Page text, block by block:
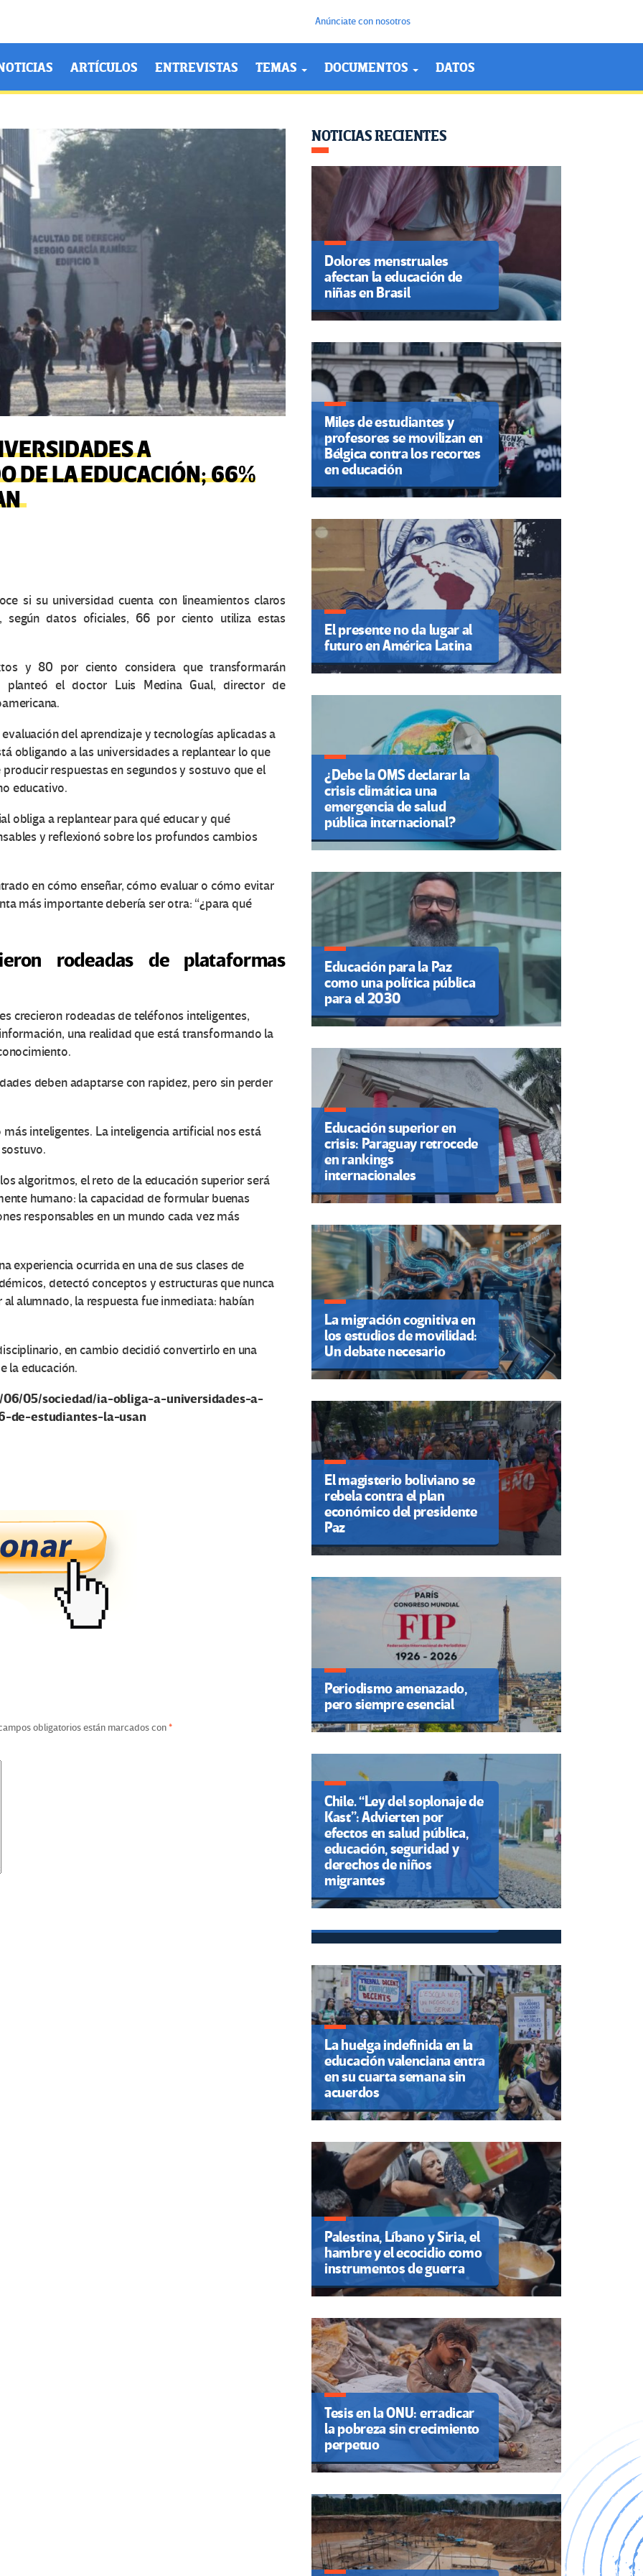
Anúnciate con nosotros
ARTÍCULOS ENTREVISTAS TEMAS DOCUMENTOS DATOS
A
DE LA EDUCACIÓN; 66%
si su universidad cuenta con lineamientos claros
datos oficiales, 66 por ciento utiliza estas
y 80 por ciento considera que transformarán
planteó el doctor Luis Medina Gual, director de
del aprendizaje y tecnologías aplicadas a
obligando a las universidades a replantear lo que
respuestas en segundos y sostuvo que el
educativo.
obliga a replantear para qué educar y qué
y reflexionó sobre los profundos cambios
en cómo enseñar, cómo evaluar o cómo evitar
más importante debería ser otra: “¿para qué
rodeadas de plataformas
crecieron rodeadas de teléfonos inteligentes,
una realidad que está transformando la
deben adaptarse con rapidez, pero sin perder
inteligentes. La inteligencia artificial nos está
algoritmos, el reto de la educación superior será
humano: la capacidad de formular buenas
responsables en un mundo cada vez más
experiencia ocurrida en una de sus clases de
detectó conceptos y estructuras que nunca
alumnado, la respuesta fue inmediata: habían
en cambio decidió convertirlo en una
la educación.
05/sociedad/ia-obliga-a-universidades-a-
de-estudiantes-la-usan
obligatorios están marcados con*
NOTICIAS RECIENTES
Dolores menstruales
afectan la educación de
niñas en Brasil
Miles de estudiantes y
profesores se movilizan en
Bélgica contra los recortes
en educación
El presente no da lugar al
futuro en América Latina
¿Debe la OMS declarar la
crisis climática una
emergencia de salud
pública internacional?
Educación para la Paz
como una política pública
para el 2030
Educación superior en
crisis: Paraguay retrocede
en rankings
internacionales
La migración cognitiva en
los estudios de movilidad:
Un debate necesario
El magisterio boliviano se
rebela contra el plan
económico del presidente
Paz
Periodismo amenazado,
pero siempre esencial
Chile. “Ley del soplonaje de
Kast”: Advierten por
efectos en salud pública,
educación, seguridad y
derechos de niños
migrantes
CNTE huelga nacional hoy 1
de junio: calles cerradas y
rutas en CDMX y otros
estados por megamarcha y
La huelga indefinida en la
educación valenciana entra
en su cuarta semana sin
acuerdos
Palestina, Líbano y Siria, el
hambre y el ecocidio como
instrumentos de guerra
Tesis en la ONU: erradicar
la pobreza sin crecimiento
perpetuo